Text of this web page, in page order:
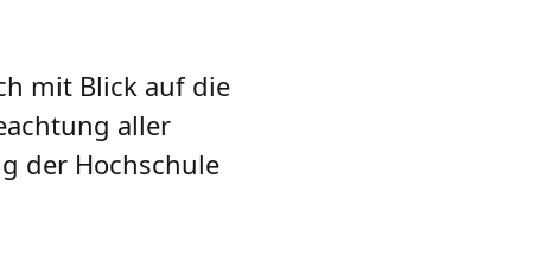
mit Blick auf die
aller
der Hochschule